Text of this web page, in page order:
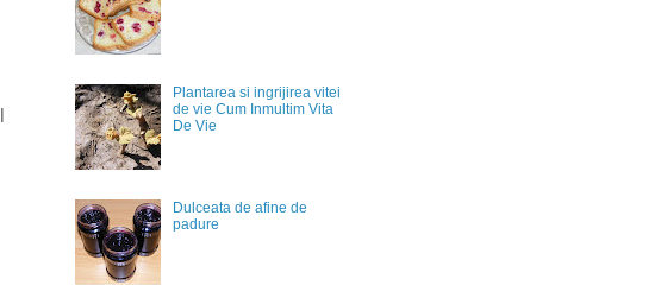
Plantarea si ingrijirea vitei
de vie Cum Inmultim Vita
De Vie
Dulceata de afine de
padure